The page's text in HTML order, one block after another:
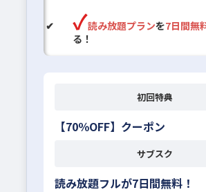
読み放題プランを7日間無
る！
初回特典
【70％OFF】クーポン
サブスク
読み放題フルが7日間無料！